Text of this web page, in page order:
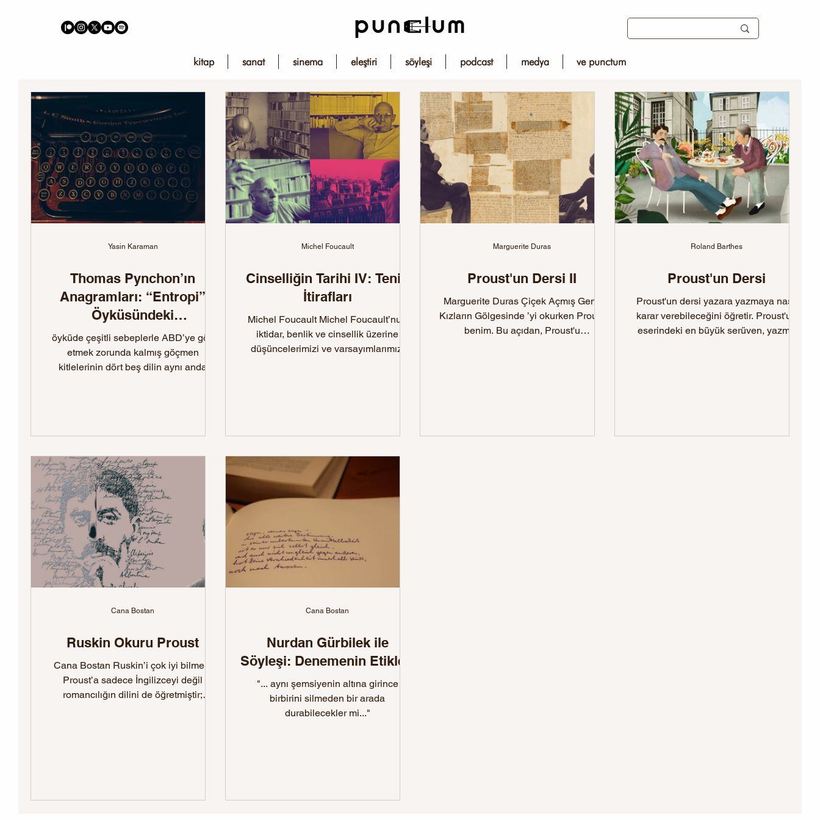
kitap sanat sinema eleştiri söyleşi podcast medya ve punctum
Thomas Pynchon’ın
Anagramları: “Entropi”
Öyküsündeki
İsimlendirmelere Dair Bir
Tez
öyküde çeşitli sebeplerle ABD’ye göç
etmek zorunda kalmış göçmen
kitlelerinin dört beş dilin aynı anda
olamadıklarında bir biçimde dışlanır, bu
çokdilli vatandaşlar tarafından
görmezden gelinirler.
Yasin Karaman
Cinselliğin Tarihi IV: Tenin
İtirafları
Michel Foucault Michel Foucault’nun
iktidar, benlik ve cinsellik üzerine
düşüncelerimizi ve varsayımlarımızı
Michel Foucault
Proust'un Dersi II
Marguerite Duras Çiçek Açmış Genç
Kızların Gölgesinde ’yi okurken Proust
benim. Bu açıdan, Proust'u
Marguerite Duras
Proust'un Dersi
Proust'un dersi yazara yazmaya nasıl
karar verebileceğini öğretir. Proust'un
eserindeki en büyük serüven, yazma
Roland Barthes
Ruskin Okuru Proust
Cana Bostan Ruskin’i çok iyi bilmek,
Proust’a sadece İngilizceyi değil
romancılığın dilini de öğretmiştir;
Cana Bostan
Nurdan Gürbilek ile
Söyleşi: Denemenin Etikleri
"... aynı şemsiyenin altına girince
birbirini silmeden bir arada
durabilecekler mi..."
Cana Bostan